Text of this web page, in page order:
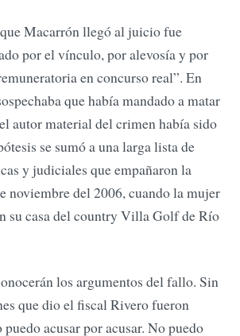
Macarrón llegó al juicio fue
por el vínculo, por alevosía y por
en concurso real”. En
que había mandado a matar
autor material del crimen había sido
se sumó a una larga lista de
y judiciales que empañaron la
noviembre del 2006, cuando la mujer
su casa del country Villa Golf de Río
los argumentos del fallo. Sin
que dio el fiscal Rivero fueron
acusar por acusar. No puedo